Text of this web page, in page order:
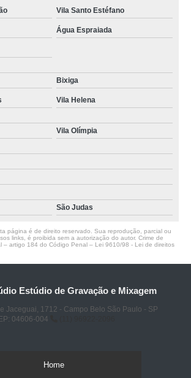
Vila Santo Estéfano
Água Espraiada
Bixiga
Vila Helena
Vila Olímpia
São Judas
página é de direito reservado. Sua reprodução, parcial ou
links, é proibida sem a autorização do autor. Crime de
– artigo 184 do Código Penal – Lei 9610/98 - Lei de direitos
Estúdio de Gravação e Mixagem
Jaceguai, 1712 - Campo Belo São Paulo - SP
04606-004
Home